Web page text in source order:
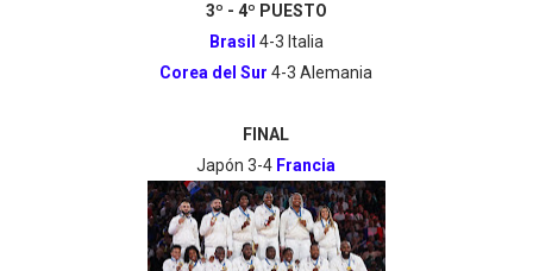
3º - 4º PUESTO
Brasil 4-3 Italia
Corea del Sur 4-3 Alemania
FINAL
Japón 3-4 Francia